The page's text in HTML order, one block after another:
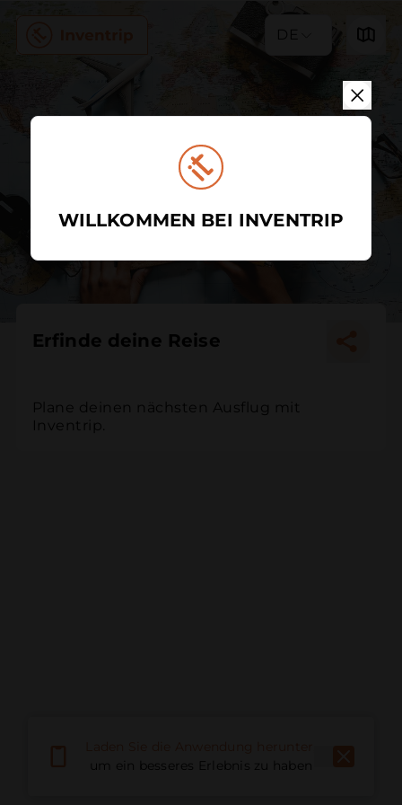
DE
Erfinde deine Reise
Plane deinen nächsten Ausflug mit
Inventrip.
um ein besseres Erlebnis zu haben
WILLKOMMEN BEI INVENTRIP